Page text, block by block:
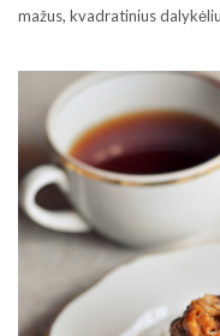
mažus, kvadratinius